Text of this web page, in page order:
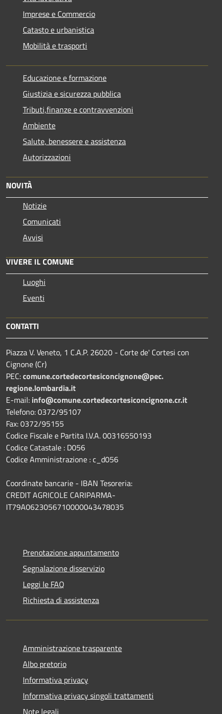
Imprese e Commercio
Catasto e urbanistica
Mobilità e trasporti
Educazione e formazione
Giustizia e sicurezza pubblica
Tributi,finanze e contravvenzioni
Ambiente
Salute, benessere e assistenza
Autorizzazioni
NOVITÀ
Notizie
Comunicati
Avvisi
VIVERE IL COMUNE
Luoghi
Eventi
CONTATTI
Piazza V. Veneto, 1 C.A.P. 26020 - Corte de' Cortesi con
Cignone (Cr)
PEC:comune.cortedecortesiconcignone@pec.
regione.lombardia.it
E-mail: info@comune.cortedecortesiconcignone.cr.it
Telefono: 0372/95107
Fax: 0372/95155
Codice Fiscale e Partita I.V.A. 00316550193
Codice Catastale : D056
Codice Amministrazione : c_d056
Coordinate bancarie - IBAN Tesoreria:
CREDIT AGRICOLE CARIPARMA-
IT79A0623056710000043478035
Prenotazione appuntamento
Segnalazione disservizio
Leggi le FAQ
Richiesta di assistenza
Amministrazione trasparente
Albo pretorio
Informativa privacy
Informativa privacy singoli trattamenti
Note legali